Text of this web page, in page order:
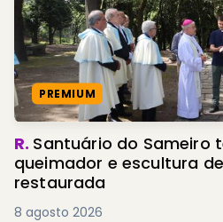
PREMIUM
R. Santuário do Sameiro
queimador e escultura
restaurada
8 agosto 2026